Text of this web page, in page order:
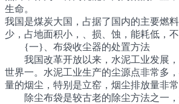
生命。
我国是煤炭大国，占据了国内的主要燃
少，占地面积小，、损、蚀，能耗低，
{一}、布袋收尘器的处置方法
我国改革开放以来，水泥工业发展，
世界一。水泥工业生产的尘源点非常多
量的烟尘，特别是立窑，烟尘排放量非
除尘布袋是较古老的除尘方法之一，